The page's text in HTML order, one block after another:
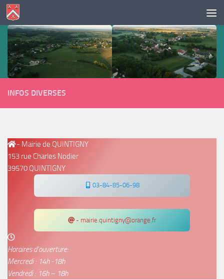
Skip to content
INFOS DIVERSES
- Mairie de QUINTIGNY
153 rue Charles Nodier
39570 QUINTIGNY
03-84-85-06-98
- mairie.quintigny@orange.fr
Horaires d’ouverture:
Mercredi : 14h -18h
Vendredi : 16h – 18h